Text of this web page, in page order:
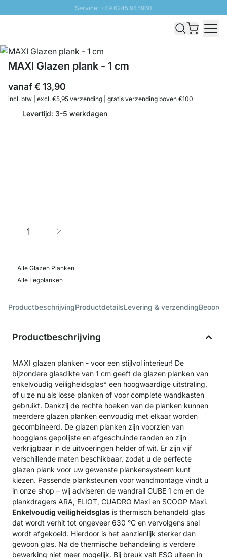
Service: +49 6245 945960
Snelle levering - Gratis verzending vanaf €100
SUNNY SALE: Tot 20% korting
MAXI Glazen plank - 1 cm
vanaf€ 13,90
incl. btw | excl. €5,95 verzending | gratis verzending boven €100
Levertijd: 3-5 werkdagen
Aantal
Alle Glazen Planken
Alle Legplanken
ProductbeschrijvingProductdetailsLevering & verzending
Productbeschrijving
MAXI glazen planken - voor een stijlvol interieur! De
bijzondere glasdikte van 1 cm geeft de glazen planken van
enkelvoudig veiligheidsglas* een hoogwaardige uitstraling,
of u ze nu als losse planken of voor complete wandkasten
gebruikt. Dankzij de rechte hoeken van de planken kunnen
meerdere glazen planken eenvoudig met elkaar worden
gecombineerd. De glazen planken zijn voorzien van
hoogglans gepolijste en afgeschuinde randen en zijn
verkrijgbaar in de uitvoeringen helder of wit. Er zijn vijf
verschillende maten beschikbaar, zodat u de perfecte
glazen plank voor uw gewenste plankensysteem kunt
kiezen. Passende planksteunen voor wandmontage vindt u
in onze shop – wij adviseren de wandrail CUBE 1 cm en de
plankdragers ARA, ELIOT, CUADRO Maxi en SCOOP Maxi.
Enkelvoudig veiligheidsglas is thermisch behandeld glas
dat wordt verhit tot ongeveer 630 °C en vervolgens snel
wordt afgekoeld. Hierdoor is het aanzienlijk sterker dan
gewoon glas. Na de thermische behandeling is verdere
bewerking niet meer mogelijk. Bij breuk valt ESG uiteen in